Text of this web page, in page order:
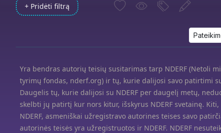
+ Pridėti filtrą
Yra bendras autorių teisių susitarimas tarp NDERF (Netoli
tyrimų fondas, nderf.org) ir tų, kurie dalijosi savo patirtimi su
Daugelis tų, kurie dalijosi su NDERF per daugelį metų,
skelbti jų patirtį kur nors kitur, išskyrus NDERF svetainę.
NDERF, asmeniškai užregistravo autorines teises savo
autorinės teisės yra užregistruotos ir NDERF. NDERF